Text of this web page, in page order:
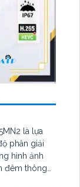
là lựa
phân giải
hình ảnh